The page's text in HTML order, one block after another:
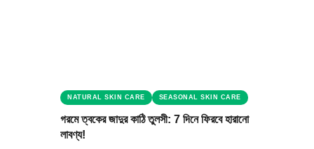
NATURAL SKIN CARE SEASONAL SKIN CARE
গরমে ত্বকের জাদুর কাঠি তুলসী: 7 দিনে ফিরবে হারানো
লাবণ্য!